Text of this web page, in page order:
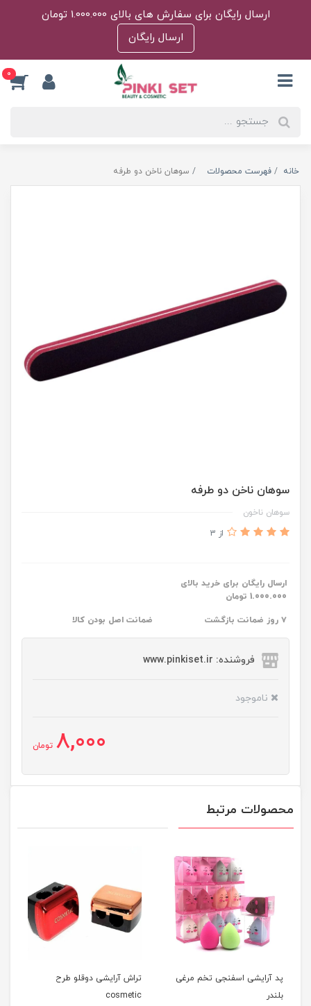
ارسال رایگان برای سفارش های بالای 1.000.000 تومان
ارسال رایگان
0
خانه فهرست محصولات سوهان ناخن دو طرفه
سوهان ناخن دو طرفه
سوهان ناخون
از 3
ارسال رایگان برای خرید بالای
1.000.000 تومان
۷ روز ضمانت بازگشت ضمانت اصل بودن کالا
فروشنده: www.pinkiset.ir
ناموجود
8,000 تومان
محصولات مرتبط
پد آرایشی اسفنجی تخم مرغی
بلندر
تراش آرایشی دوقلو طرح
cosmetic